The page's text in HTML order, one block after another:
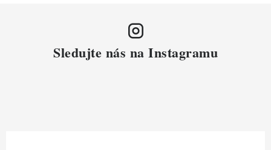
Sledujte nás na Instagramu